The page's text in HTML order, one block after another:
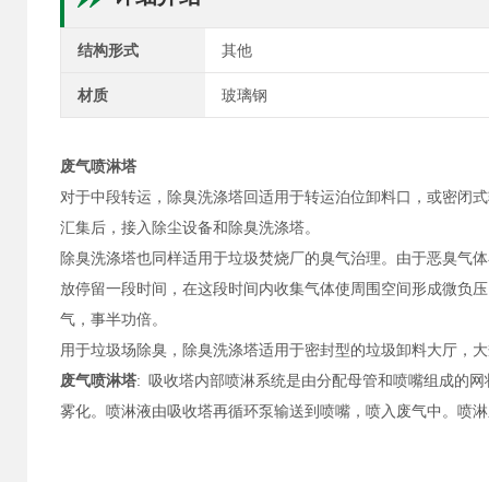
结构形式 其他
材质 玻璃钢
废气喷淋塔
对于中段转运，除臭洗涤塔回适用于转运泊位卸料口，或密闭
汇集后，接入除尘设备和除臭洗涤塔。
除臭洗涤塔也同样适用于垃圾焚烧厂的臭气治理。由于恶臭
放停留一段时间，在这段时间内收集气体使周围空间形成微负
气，事半功倍。
用于垃圾场除臭，除臭洗涤塔适用于密封型的垃圾卸料大厅，
废气喷淋塔: 吸收塔内部喷淋系统是由分配母管和喷嘴组成的
雾化。喷淋液由吸收塔再循环泵输送到喷嘴，喷入废气中。喷